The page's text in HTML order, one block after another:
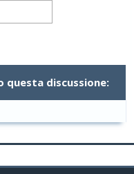
questa discussione: